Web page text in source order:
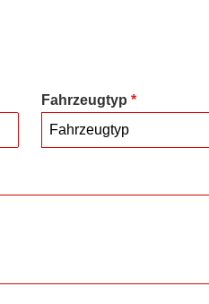
Fahrzeugtyp *
Fahrzeugtyp